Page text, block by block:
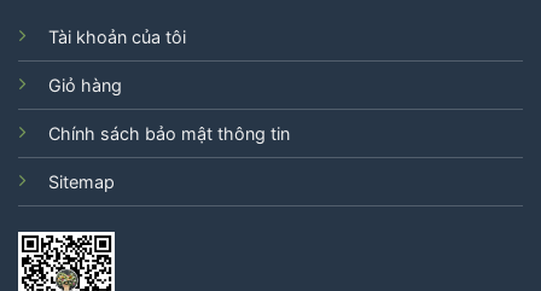
Tài khoản của tôi
Giỏ hàng
Chính sách bảo mật thông tin
Sitemap